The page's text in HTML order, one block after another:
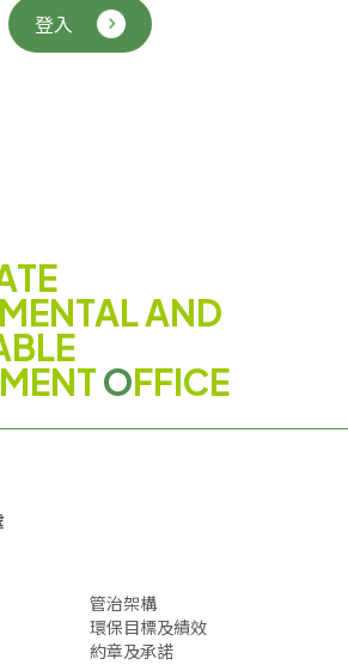
登入
AND
OFFICE
管治架構
環保目標及績效
約章及承諾